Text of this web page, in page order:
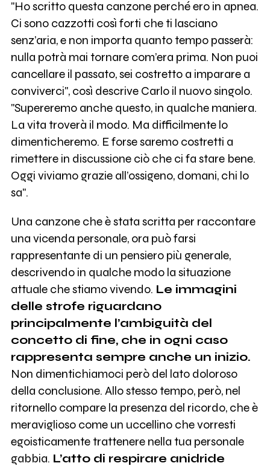
"Ho scritto questa canzone perché ero in apnea.
Ci sono cazzotti così forti che ti lasciano
senz’aria, e non importa quanto tempo passerà:
nulla potrà mai tornare com’era prima. Non puoi
cancellare il passato, sei costretto a imparare a
conviverci", così descrive Carlo il nuovo singolo.
"Supereremo anche questo, in qualche maniera.
La vita troverà il modo. Ma difficilmente lo
dimenticheremo. E forse saremo costretti a
rimettere in discussione ciò che ci fa stare bene.
Oggi viviamo grazie all’ossigeno, domani, chi lo
sa".
Una canzone che è stata scritta per raccontare
una vicenda personale, ora può farsi
rappresentante di un pensiero più generale,
descrivendo in qualche modo la situazione
attuale che stiamo vivendo. Le immagini
delle strofe riguardano
principalmente l’ambiguità del
concetto di fine, che in ogni caso
rappresenta sempre anche un inizio.
Non dimentichiamoci però del lato doloroso
della conclusione. Allo stesso tempo, però, nel
ritornello compare la presenza del ricordo, che è
meraviglioso come un uccellino che vorresti
egoisticamente trattenere nella tua personale
gabbia. L’atto di respirare anidride